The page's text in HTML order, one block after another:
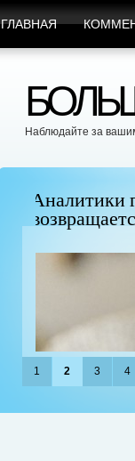
ГЛАВНАЯ
Наблюдайте за
Можно ли
придать ей
1 2 3 4